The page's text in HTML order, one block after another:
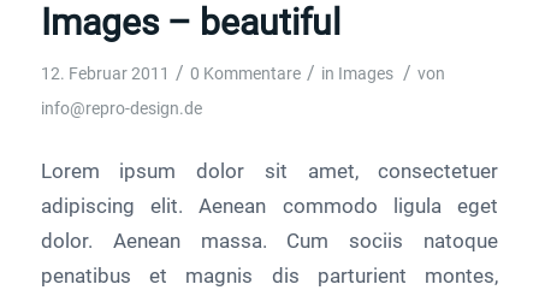
Images – beautiful
12. Februar 2011 / 0 Kommentare / in Images / von
info@repro-design.de
Lorem ipsum dolor sit amet, consectetuer
adipiscing elit. Aenean commodo ligula eget
dolor. Aenean massa. Cum sociis natoque
penatibus et magnis dis parturient montes,